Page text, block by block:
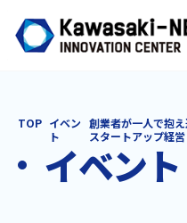
TOP イベン
ト
創業者が一人で抱
スタートアップ経営
イベント